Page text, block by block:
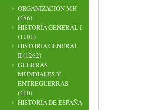
ORGANIZACIÓN MH
(456)
HISTORIA GENERAL I
(1101)
HISTORIA GENERAL
II(1262)
GUERRAS
MUNDIALES Y
ENTREGUERRAS
(410)
HISTORIA DE ESPAÑA